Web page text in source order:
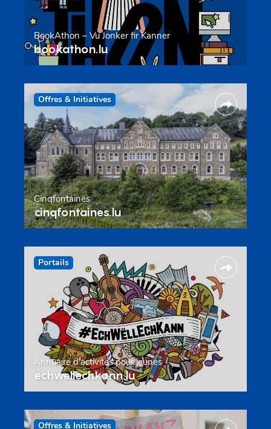
BookAthon – Vu Jonker fir Kanner
bookathon.lu
Offres & Initiatives
Cinqfontaines
cinqfontaines.lu
Portails
Annuaire d’activités pour jeunes
echwellechkann.lu
Offres & Initiatives